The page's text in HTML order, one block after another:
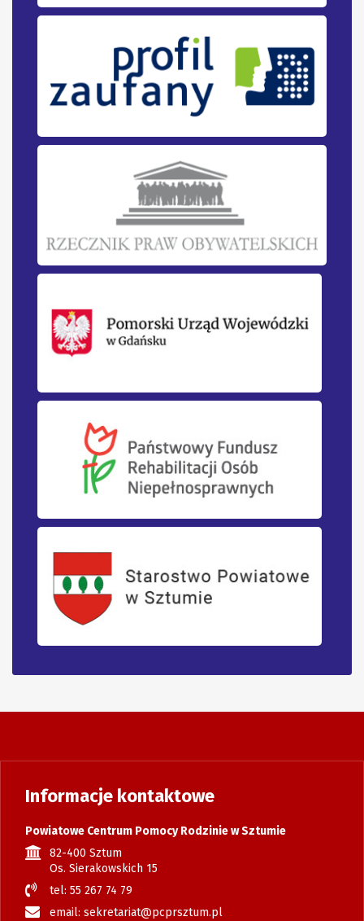
Informacje kontaktowe
Powiatowe Centrum Pomocy Rodzinie w Sztumie
82-400 Sztum
Os. Sierakowskich 15
tel: 55 267 74 79
email: sekretariat@pcprsztum.pl